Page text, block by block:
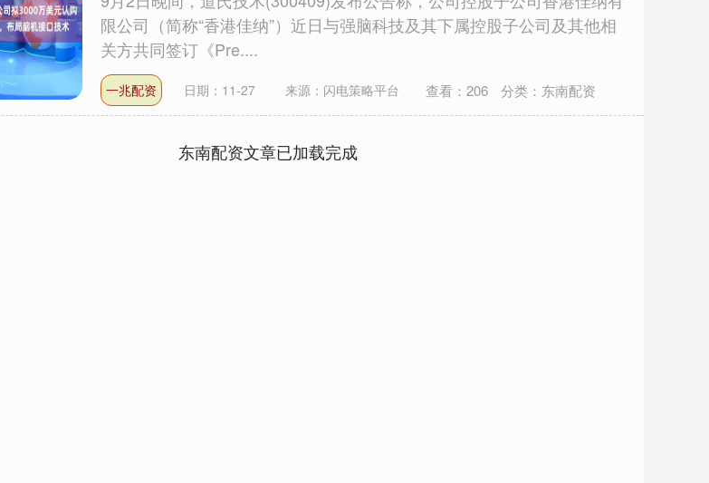
限公司（简称“香港佳纳”）近日与强脑科技及其下属控股子公司及其他相
关方共同签订《Pre....
一兆配资 日期：11-27 来源：闪电策略平台 查看： 206 分类： 东南配资
东南配资文章已加载完成